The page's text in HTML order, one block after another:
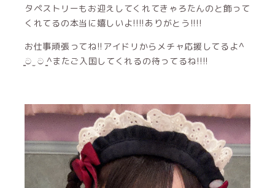
タペストリーもお迎えしてくれてきゃろたんのと飾って
くれてるの本当に嬉しいよ!!!!ありがとう!!!!
お仕事頑張ってね!!アイドリからメチャ応援してるよ^
̳ට ̫ ට ̳^またご入国してくれるの待ってるね!!!!